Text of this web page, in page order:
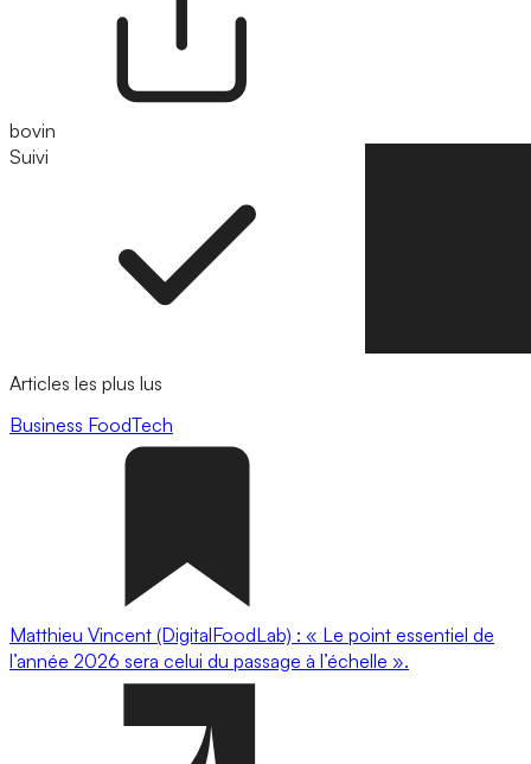
bovin
Suivi
Articles les plus lus
Business FoodTech
Matthieu Vincent (DigitalFoodLab) : « Le point essentiel de
l’année 2026 sera celui du passage à l’échelle ».